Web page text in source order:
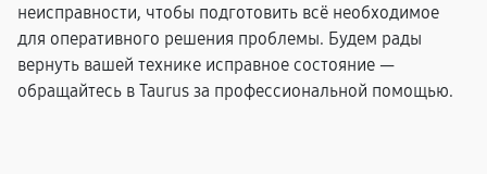
неисправности, чтобы подготовить всё необходимое
для оперативного решения проблемы. Будем рады
вернуть вашей технике исправное состояние —
обращайтесь в Taurus за профессиональной помощью.